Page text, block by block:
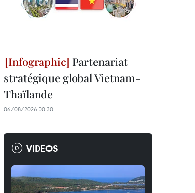
Partenariat
stratégique global Vietnam-
Thaïlande
06/08/2026 00:30
VIDEOS